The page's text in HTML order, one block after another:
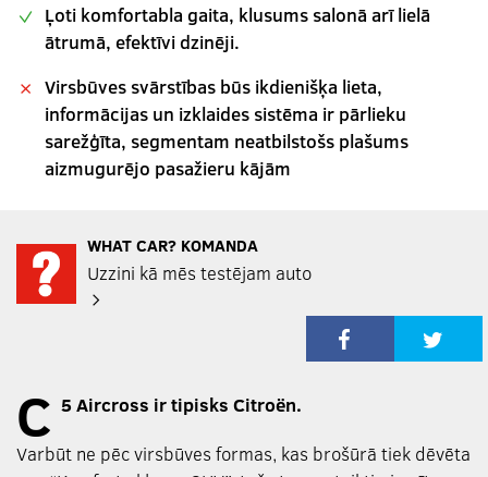
Ļoti komfortabla gaita, klusums salonā arī lielā
ātrumā, efektīvi dzinēji.
Virsbūves svārstības būs ikdienišķa lieta,
informācijas un izklaides sistēma ir pārlieku
sarežģīta, segmentam neatbilstošs plašums
aizmugurējo pasažieru kājām
WHAT CAR? KOMANDA
Uzzini kā mēs testējam auto
C 5 Aircross ir tipisks Citroën.
Varbūt ne pēc virsbūves formas, kas brošūrā tiek dēvēta